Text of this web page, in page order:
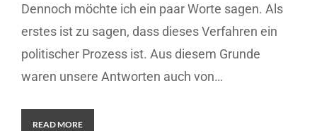
Dennoch möchte ich ein paar Worte sagen. Als
erstes ist zu sagen, dass dieses Verfahren ein
politischer Prozess ist. Aus diesem Grunde
waren unsere Antworten auch von…
READ MORE